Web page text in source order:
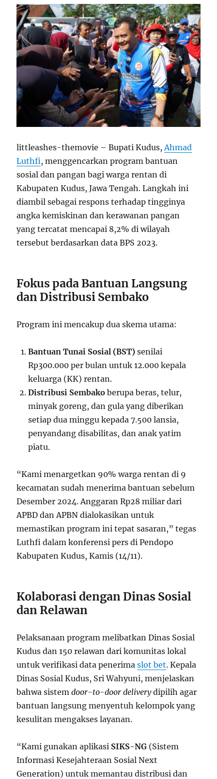
littleashes-themovie – Bupati Kudus, Ahmad
Luthfi, menggencarkan program bantuan
sosial dan pangan bagi warga rentan di
Kabupaten Kudus, Jawa Tengah. Langkah ini
diambil sebagai respons terhadap tingginya
angka kemiskinan dan kerawanan pangan
yang tercatat mencapai 8,2% di wilayah
tersebut berdasarkan data BPS 2023.
Fokus pada Bantuan Langsung
dan Distribusi Sembako
Program ini mencakup dua skema utama:
Bantuan Tunai Sosial (BST) senilai
Rp300.000 per bulan untuk 12.000 kepala
keluarga (KK) rentan.
Distribusi Sembako berupa beras, telur,
minyak goreng, dan gula yang diberikan
setiap dua minggu kepada 7.500 lansia,
penyandang disabilitas, dan anak yatim
piatu.
“Kami menargetkan 90% warga rentan di 9
kecamatan sudah menerima bantuan sebelum
Desember 2024. Anggaran Rp28 miliar dari
APBD dan APBN dialokasikan untuk
memastikan program ini tepat sasaran,” tegas
Luthfi dalam konferensi pers di Pendopo
Kabupaten Kudus, Kamis (14/11).
Kolaborasi dengan Dinas Sosial
dan Relawan
Pelaksanaan program melibatkan Dinas Sosial
Kudus dan 150 relawan dari komunitas lokal
untuk verifikasi data penerimaslot bet. Kepala
Dinas Sosial Kudus, Sri Wahyuni, menjelaskan
bahwa sistemdoor-to-door deliverydipilih agar
bantuan langsung menyentuh kelompok yang
kesulitan mengakses layanan.
“Kami gunakan aplikasi SIKS-NG (Sistem
Informasi Kesejahteraan Sosial Next
Generation) untuk memantau distribusi dan